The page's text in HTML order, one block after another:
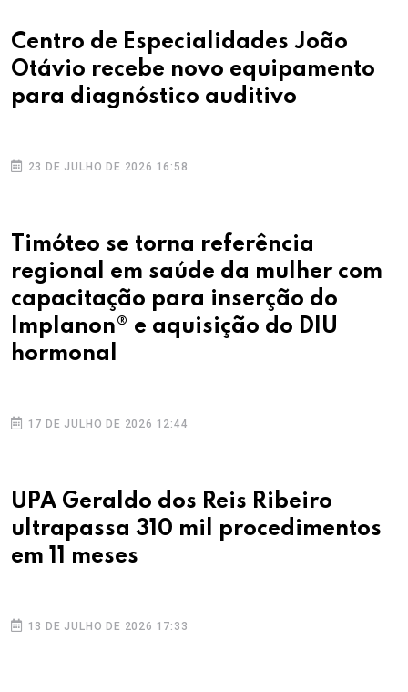
Centro de Especialidades João
Otávio recebe novo equipamento
para diagnóstico auditivo
23 DE JULHO DE 2026 16:58
Timóteo se torna referência
regional em saúde da mulher com
capacitação para inserção do
Implanon® e aquisição do DIU
hormonal
17 DE JULHO DE 2026 12:44
UPA Geraldo dos Reis Ribeiro
ultrapassa 310 mil procedimentos
em 11 meses
13 DE JULHO DE 2026 17:33